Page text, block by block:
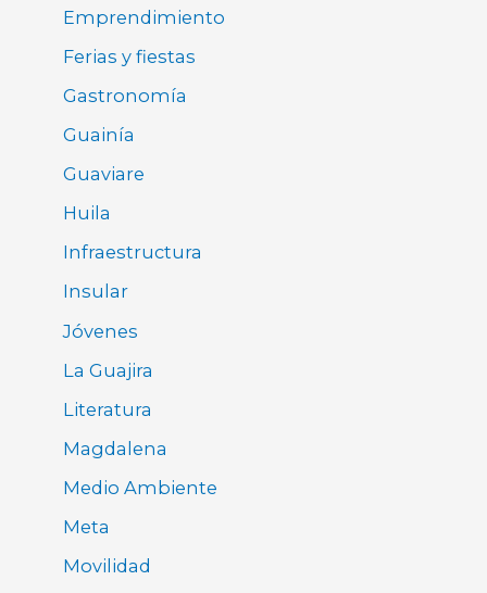
Emprendimiento
Ferias y fiestas
Gastronomía
Guainía
Guaviare
Huila
Infraestructura
Insular
Jóvenes
La Guajira
Literatura
Magdalena
Medio Ambiente
Meta
Movilidad